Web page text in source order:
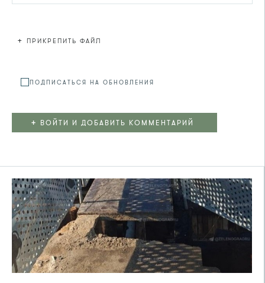
+ ПРИКРЕПИТЬ ФАЙЛ
ПОДПИСАТЬСЯ НА ОБНОВЛЕНИЯ
+ ВОЙТИ И ДОБАВИТЬ КОММЕНТАРИЙ